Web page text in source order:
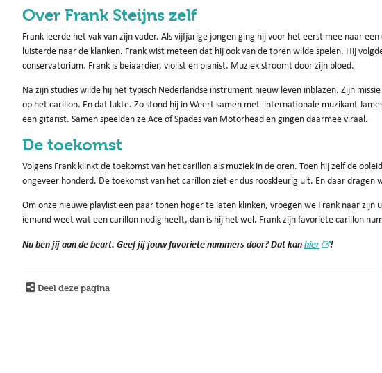
Over Frank Steijns zelf
Frank leerde het vak van zijn vader. Als vijfjarige jongen ging hij voor het eerst mee naar
luisterde naar de klanken. Frank wist meteen dat hij ook van de toren wilde spelen. Hij
conservatorium. Frank is beiaardier, violist en pianist. Muziek stroomt door zijn bloed.
Na zijn studies wilde hij het typisch Nederlandse instrument nieuw leven inblazen. Zijn
op het carillon. En dat lukte. Zo stond hij in Weert samen met internationale muzikant
een gitarist. Samen speelden ze Ace of Spades van Motörhead en gingen daarmee viraal.
De toekomst
Volgens Frank klinkt de toekomst van het carillon als muziek in de oren. Toen hij zelf de
ongeveer honderd. De toekomst van het carillon ziet er dus rooskleurig uit. En daar dragen
Om onze nieuwe playlist een paar tonen hoger te laten klinken, vroegen we Frank naar
iemand weet wat een carillon nodig heeft, dan is hij het wel. Frank zijn favoriete carillon
Nu ben jij aan de beurt. Geef jij jouw favoriete nummers door? Dat kanhier !
Deel deze pagina